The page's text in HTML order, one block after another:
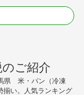
ご紹介
県 米・パン（冷凍
揃い。人気ランキング